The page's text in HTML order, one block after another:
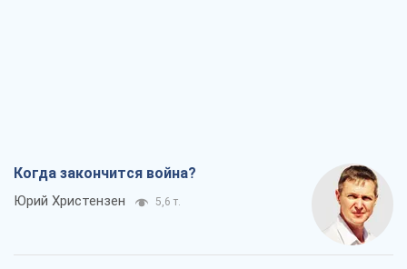
Когда закончится война?
Юрий Христензен 5,6 т.